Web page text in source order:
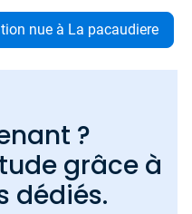
nue à La pacaudiere
?
grâce à
dédiés.